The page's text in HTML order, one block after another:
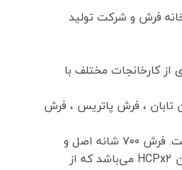
صنعتی مانند شهرک صنعتی راوند و شهرک صنعتی آران و بیدگل شهرک امیر کبیر ، شهرک سلیمان صباغی با بیش از ۹۰۰ کارخانه فرش و شرکت تولید
کارخانجات مختلف با
تابان ، فرش پاتریس ، فرش
فرش کاشان ۷۰۰ شانه واقعی دارای تراکم عرضی (شانه فرش) ۷۰۰ گره و تراکم طولی (تراکم فرش) ۲۱۰۰ تا ۳۰۰۰ گره هستند که معروفترین آن تراکم ۲۵۵۰ هست. فرش ۷۰۰ شانه اصل و
درجه یک معمولا به صورت ۸ رنگ یا ۱۰ رنگ با اختلاف قیمت جزئی عرضه می‌شوند. بافت هفتصد شانه با دستگاه‌های مختلفی انجام می‌شود که معروفترین آن HCPx2 می‌باشد که از